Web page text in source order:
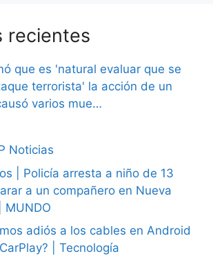
recientes
que es 'natural evaluar que se
terrorista' la acción de un
varios mue…
Noticias
| Policía arresta a niño de 13
a un compañero en Nueva
MUNDO
adiós a los cables en Android
| Tecnología